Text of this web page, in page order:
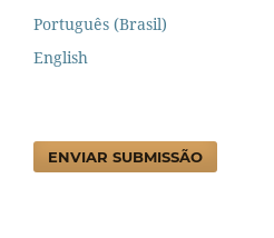
Português (Brasil)
English
ENVIAR SUBMISSÃO